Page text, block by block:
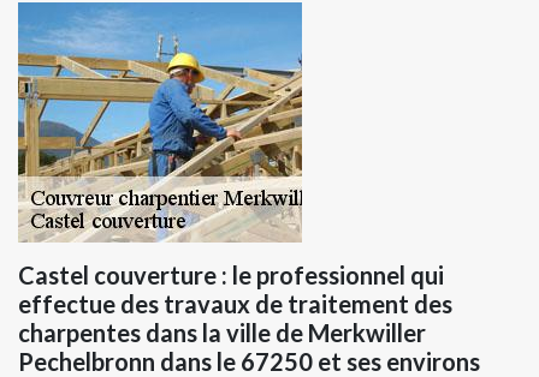
Castel couverture : le professionnel qui
effectue des travaux de traitement des
charpentes dans la ville de Merkwiller
Pechelbronn dans le 67250 et ses environs